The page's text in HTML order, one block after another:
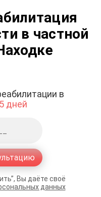
в частной
в
дней
Вы даёте своё
данных